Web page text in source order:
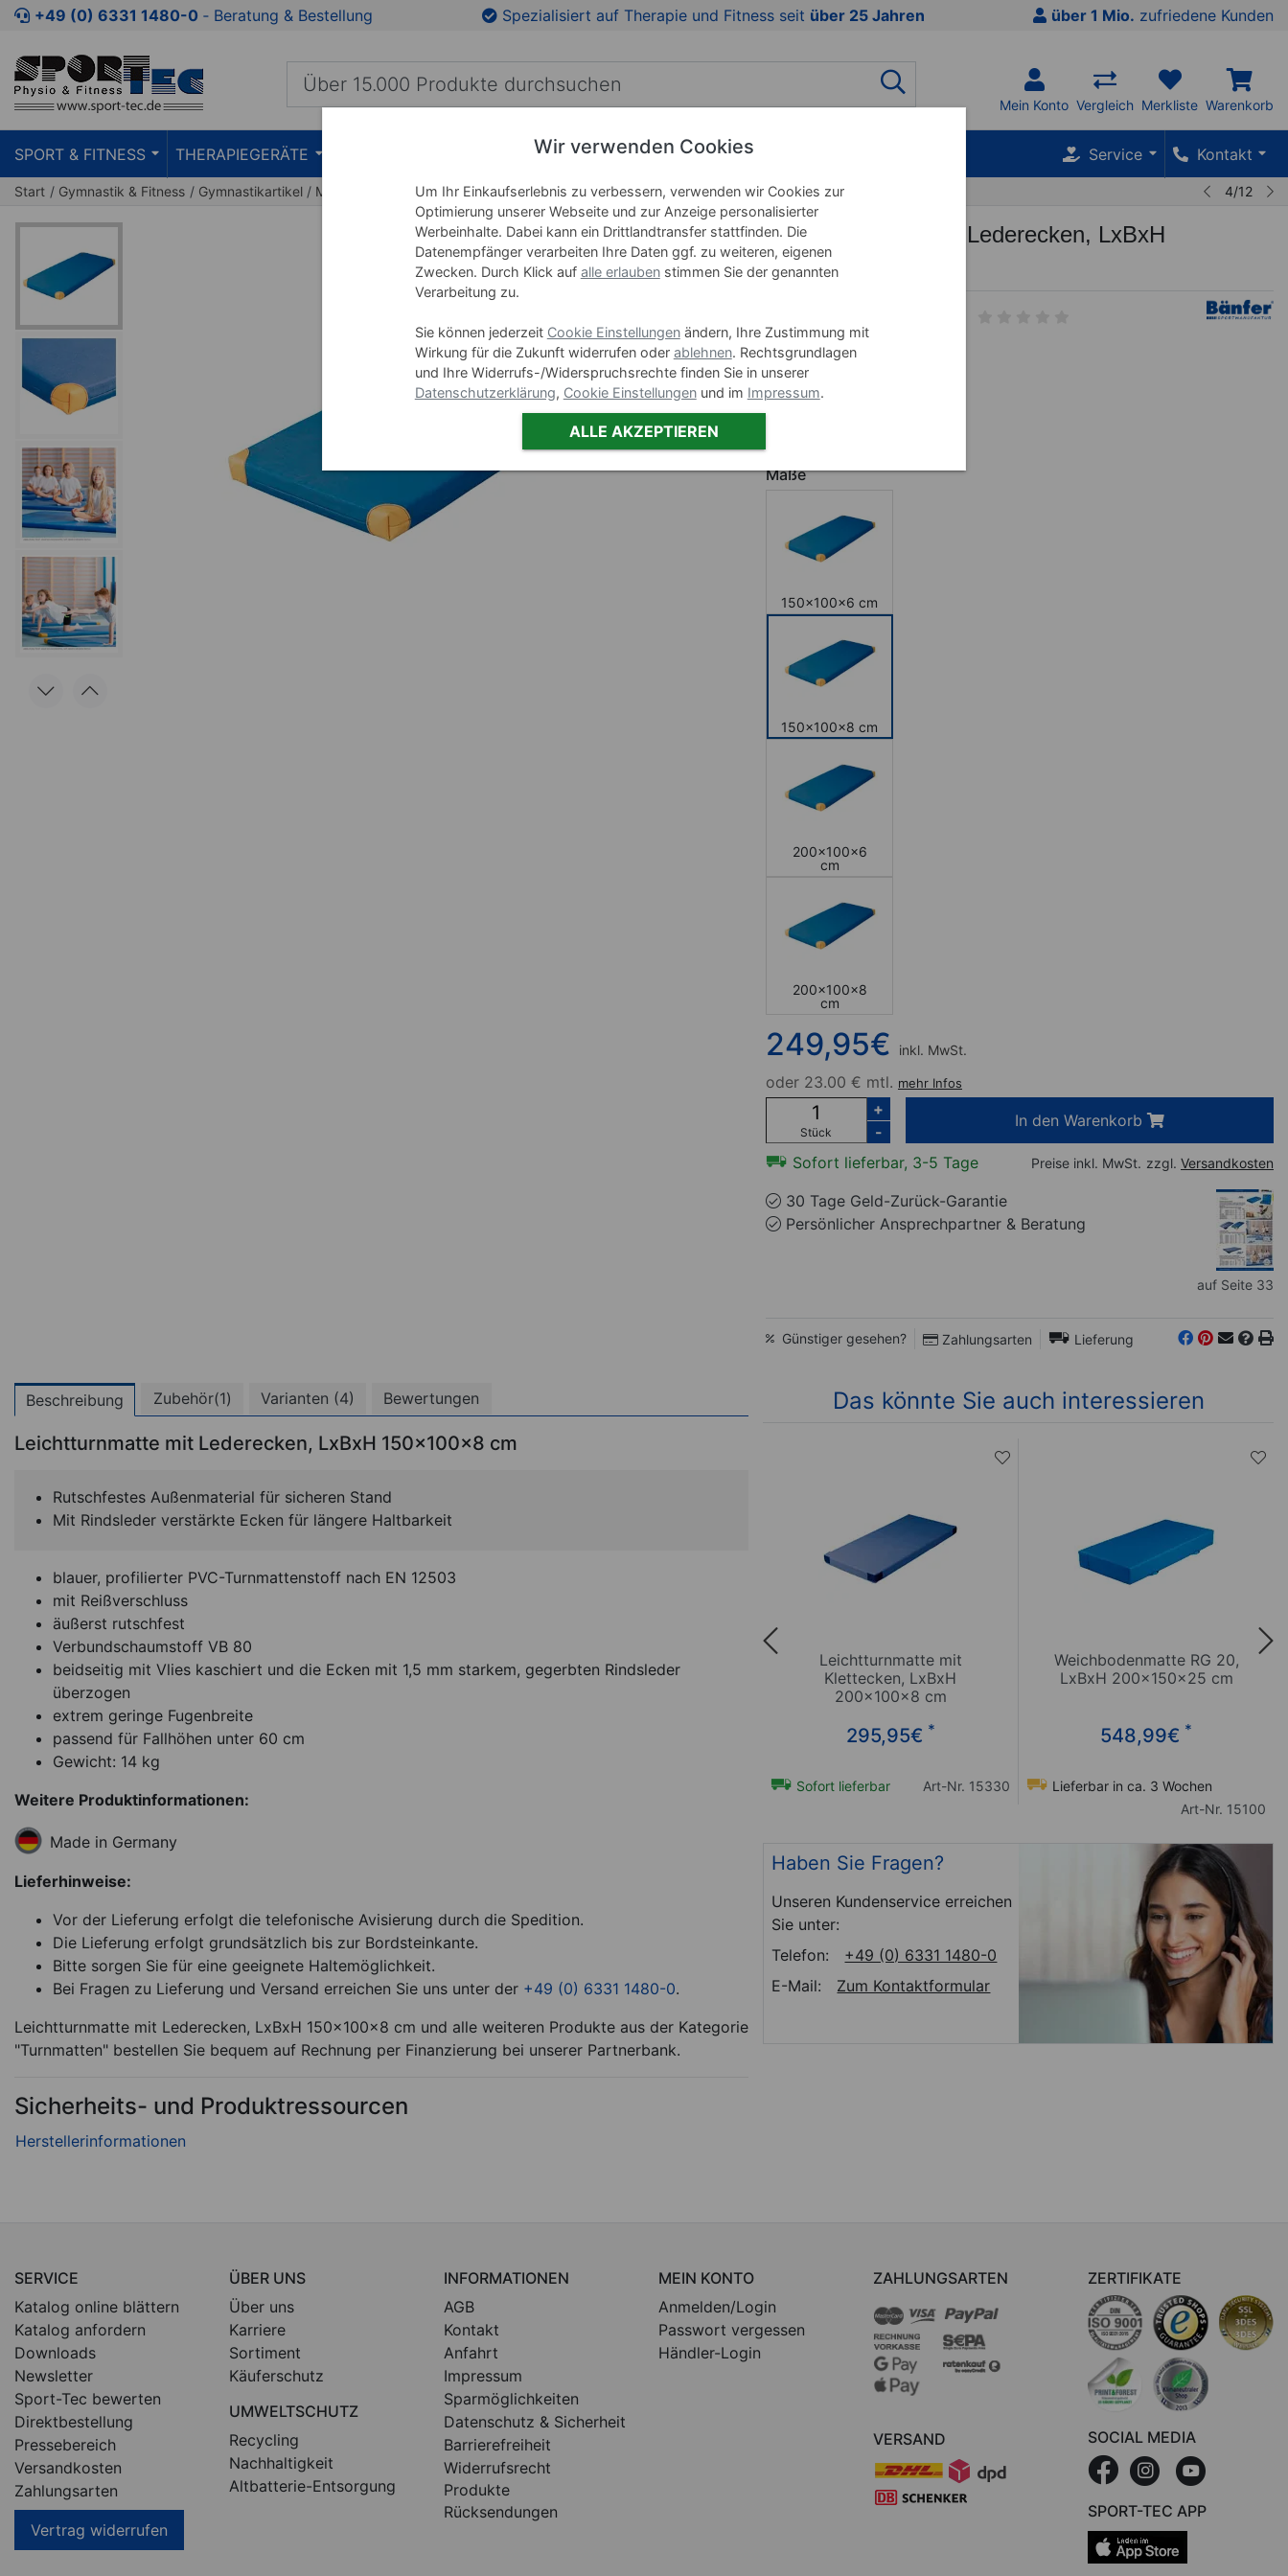
Zum Kaufbereich springen Zur Produktbeschreibung springen Zu den Produktbildern springen
+49 (0) 6331 1480-0 ‐ Beratung & Bestellung Spezialisiert auf Therapie und Fitness seit über 25 Jahren über 1 Mio. zufriedene Kunden
Mein Konto Vergleich Merkliste Warenkorb
SPORT & FITNESS THERAPIEGERÄTE LEHRMITTEL WELLNESS Service Kontakt
Start Gymnastik & Fitness Gymnastikartikel Matten Turnmatten 4/12
Leichtturnmatte mit Lederecken, LxBxH
150x100x8 cm
Ausführung
Klettecken
Maße
150x100x6 cm
150x100x8 cm
200x100x6
cm
200x100x8
cm
249,95€ inkl. MwSt.
oder 23.00 € mtl. mehr Infos
Stück
+
-
In den Warenkorb
Sofort lieferbar, 3-5 Tage Preise inkl. MwSt. zzgl. Versandkosten
30 Tage Geld-Zurück-Garantie
Persönlicher Ansprechpartner & Beratung
auf Seite 33
Günstiger gesehen? Zahlungsarten Lieferung
Beschreibung Zubehör(1) Varianten (4) Bewertungen
Leichtturnmatte mit Lederecken, LxBxH 150x100x8 cm
Rutschfestes Außenmaterial für sicheren Stand
Mit Rindsleder verstärkte Ecken für längere Haltbarkeit
blauer, profilierter PVC-Turnmattenstoff nach EN 12503
mit Reißverschluss
äußerst rutschfest
Verbundschaumstoff VB 80
beidseitig mit Vlies kaschiert und die Ecken mit 1,5 mm starkem, gegerbten Rindsleder
überzogen
extrem geringe Fugenbreite
passend für Fallhöhen unter 60 cm
Gewicht: 14 kg
Weitere Produktinformationen:
Made in Germany
Lieferhinweise:
Vor der Lieferung erfolgt die telefonische Avisierung durch die Spedition.
Die Lieferung erfolgt grundsätzlich bis zur Bordsteinkante.
Bitte sorgen Sie für eine geeignete Haltemöglichkeit.
Bei Fragen zu Lieferung und Versand erreichen Sie uns unter der +49 (0) 6331 1480-0.
Leichtturnmatte mit Lederecken, LxBxH 150x100x8 cm und alle weiteren Produkte aus der Kategorie
"Turnmatten" bestellen Sie bequem auf Rechnung per Finanzierung bei unserer Partnerbank.
Sicherheits- und Produktressourcen
Das könnte Sie auch interessieren
Mattenwagen für
Leichtturnmatten, LxB
Mattenwagen für
Weichböden, LxBxH
Leichtturnmatte mit
Klettecken, LxBxH
200x100x8 cm
295,95€ *
Sofort lieferbar Art-Nr. 15330
Weichbodenmatte RG 20,
LxBxH 200x150x25 cm
548,99€ *
Lieferbar in ca. 3 Wochen
Art-Nr. 15100
Haben Sie Fragen?
Unseren Kundenservice erreichen
Sie unter:
Telefon:
+49 (0) 6331 1480-0
E-Mail:
Zum Kontaktformular
SERVICE
Katalog online blättern
Katalog anfordern
Downloads
Newsletter
Sport-Tec bewerten
Direktbestellung
Pressebereich
Versandkosten
Zahlungsarten
Vertrag widerrufen
ÜBER UNS
Über uns
Karriere
Sortiment
Käuferschutz
UMWELTSCHUTZ
Recycling
Nachhaltigkeit
Altbatterie-Entsorgung
INFORMATIONEN
AGB
Kontakt
Anfahrt
Impressum
Sparmöglichkeiten
Datenschutz & Sicherheit
Barrierefreiheit
Widerrufsrecht
Produkte
Rücksendungen
MEIN KONTO
Anmelden/Login
Passwort vergessen
Händler-Login
ZAHLUNGSARTEN
VERSAND
ZERTIFIKATE
SOCIAL MEDIA
SPORT-TEC APP
Wir verwenden Cookies
Um Ihr Einkaufserlebnis zu verbessern, verwenden wir Cookies zur
Optimierung unserer Webseite und zur Anzeige personalisierter
Werbeinhalte. Dabei kann ein Drittlandtransfer stattfinden. Die
Datenempfänger verarbeiten Ihre Daten ggf. zu weiteren, eigenen
Zwecken. Durch Klick auf alle erlaubenstimmen Sie der genannten
Verarbeitung zu.
Sie können jederzeit Cookie Einstellungenändern, Ihre Zustimmung mit
Wirkung für die Zukunft widerrufen oder ablehnen. Rechtsgrundlagen
und Ihre Widerrufs-/Widerspruchsrechte finden Sie in unserer
Datenschutzerklärung, Cookie Einstellungenund im Impressum.
ALLE AKZEPTIEREN